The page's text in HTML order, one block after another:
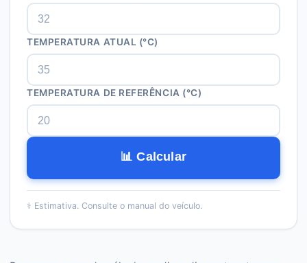
TEMPERATURA ATUAL (°C)
TEMPERATURA DE REFERÊNCIA (°C)
📊 Calcular
⚕️ Estimativa. Consulte o manual do veículo.